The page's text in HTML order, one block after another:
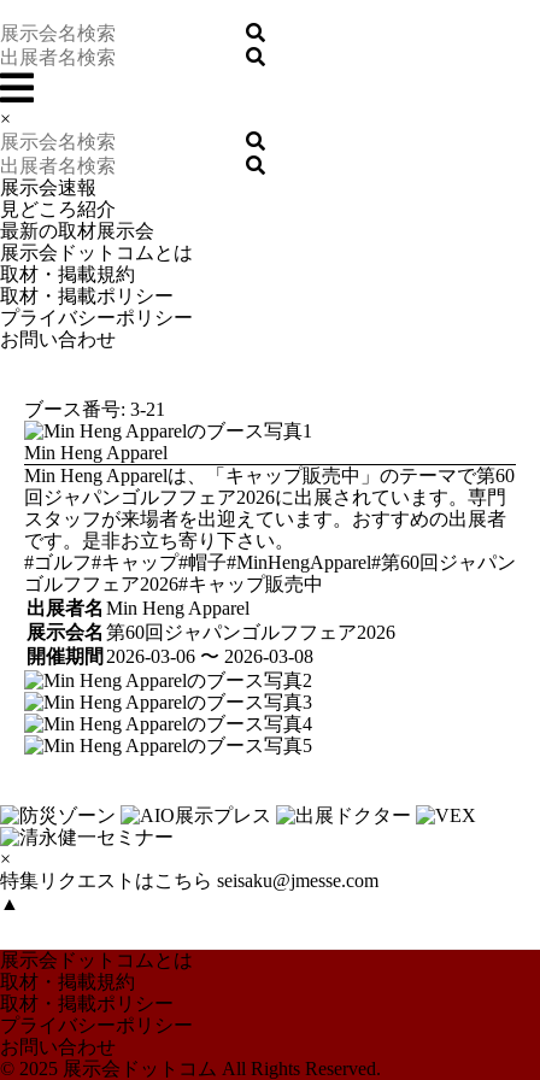
×
展示会速報
見どころ紹介
最新の取材展示会
展示会ドットコムとは
取材・掲載規約
取材・掲載ポリシー
プライバシーポリシー
お問い合わせ
ブース番号: 3-21
Min Heng Apparel
Min Heng Apparelは、「キャップ販売中」のテーマで第60
回ジャパンゴルフフェア2026に出展されています。専門
スタッフが来場者を出迎えています。おすすめの出展者
です。是非お立ち寄り下さい。
#ゴルフ#キャップ#帽子#MinHengApparel#第60回ジャパン
ゴルフフェア2026#キャップ販売中
出展者名 Min Heng Apparel
展示会名 第60回ジャパンゴルフフェア2026
開催期間 2026-03-06 〜 2026-03-08
×
特集リクエストはこちら seisaku@jmesse.com
展示会ドットコムとは
取材・掲載規約
取材・掲載ポリシー
プライバシーポリシー
お問い合わせ
© 2025 展示会ドットコム All Rights Reserved.
▲